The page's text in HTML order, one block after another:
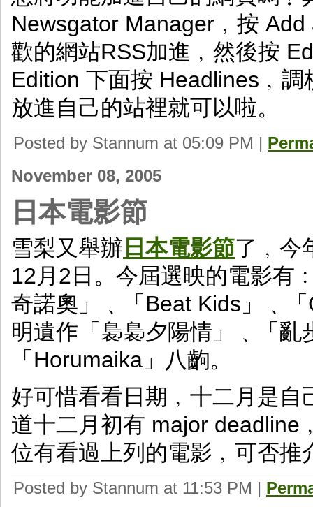
Newsgator Manager﹐按
歡的網站RSS加進﹐然後按
Edition 下面按 Headlines﹐
放進自己的站裡就可以啦。
Posted by Stannum at 05:09 PM |
November 08, 2005
日本電影節
雪梨又舉辦 日本電影節了﹐今
12月2日。今屆選映的電影有
奇諾奧」﹑「Beat Kids」﹑
明遺作「裊裊夕陽情」﹑「亂
「Horumaika」八齣。
好可惜看看日期﹐十二月是
道十二月初有 major
位有看過上列的電影﹐可否
Posted by Stannum at 11:53 PM |